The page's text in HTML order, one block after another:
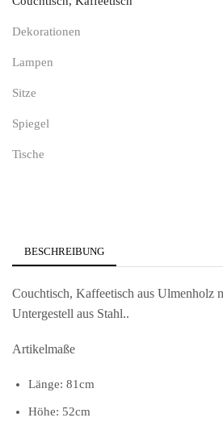
Dekorationen
Lampen
Sitze
Spiegel
Tische
BESCHREIBUNG
Couchtisch, Kaffeetisch aus Ulmenholz
Untergestell aus Stahl..
Artikelmaße
Länge: 81cm
Höhe: 52cm